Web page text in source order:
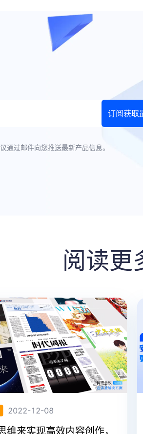
订阅获取
通过邮件向您推送最新产品信息。
阅读更
12-08
来实现高效内容创作，